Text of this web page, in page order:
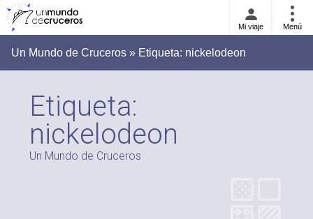
Mi viaje Menú
Un Mundo de Cruceros » Etiqueta: nickelodeon
Etiqueta:
nickelodeon
Un Mundo de Cruceros